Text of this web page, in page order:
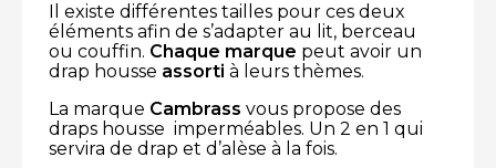
Il existe différentes tailles pour ces deux
éléments afin de s’adapter au lit, berceau
ou couffin. Chaque marque peut avoir un
drap housse assorti à leurs thèmes.
La marque Cambrass vous propose des
draps housse imperméables. Un 2 en 1 qui
servira de drap et d’alèse à la fois.